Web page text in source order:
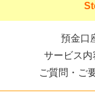
預金口
サービス内
ご質問・ご